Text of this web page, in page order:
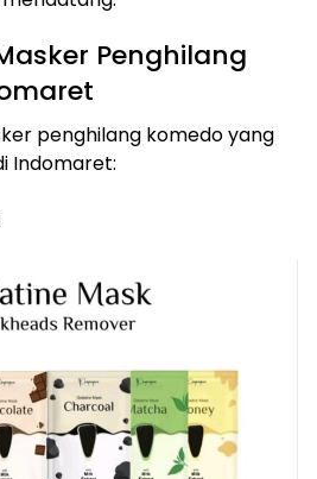
Penghilang
penghilang komedo yang
Indomaret: